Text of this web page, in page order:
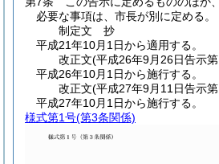
必要な事項は、市長が別に定める。
制定文 抄
平成21年10月1日から適用する。
改正文(平成26年9月26日告示
平成26年10月1日から施行する。
改正文(平成27年9月11日告示
平成27年10月1日から施行する。
様式第1号(第3条関係)